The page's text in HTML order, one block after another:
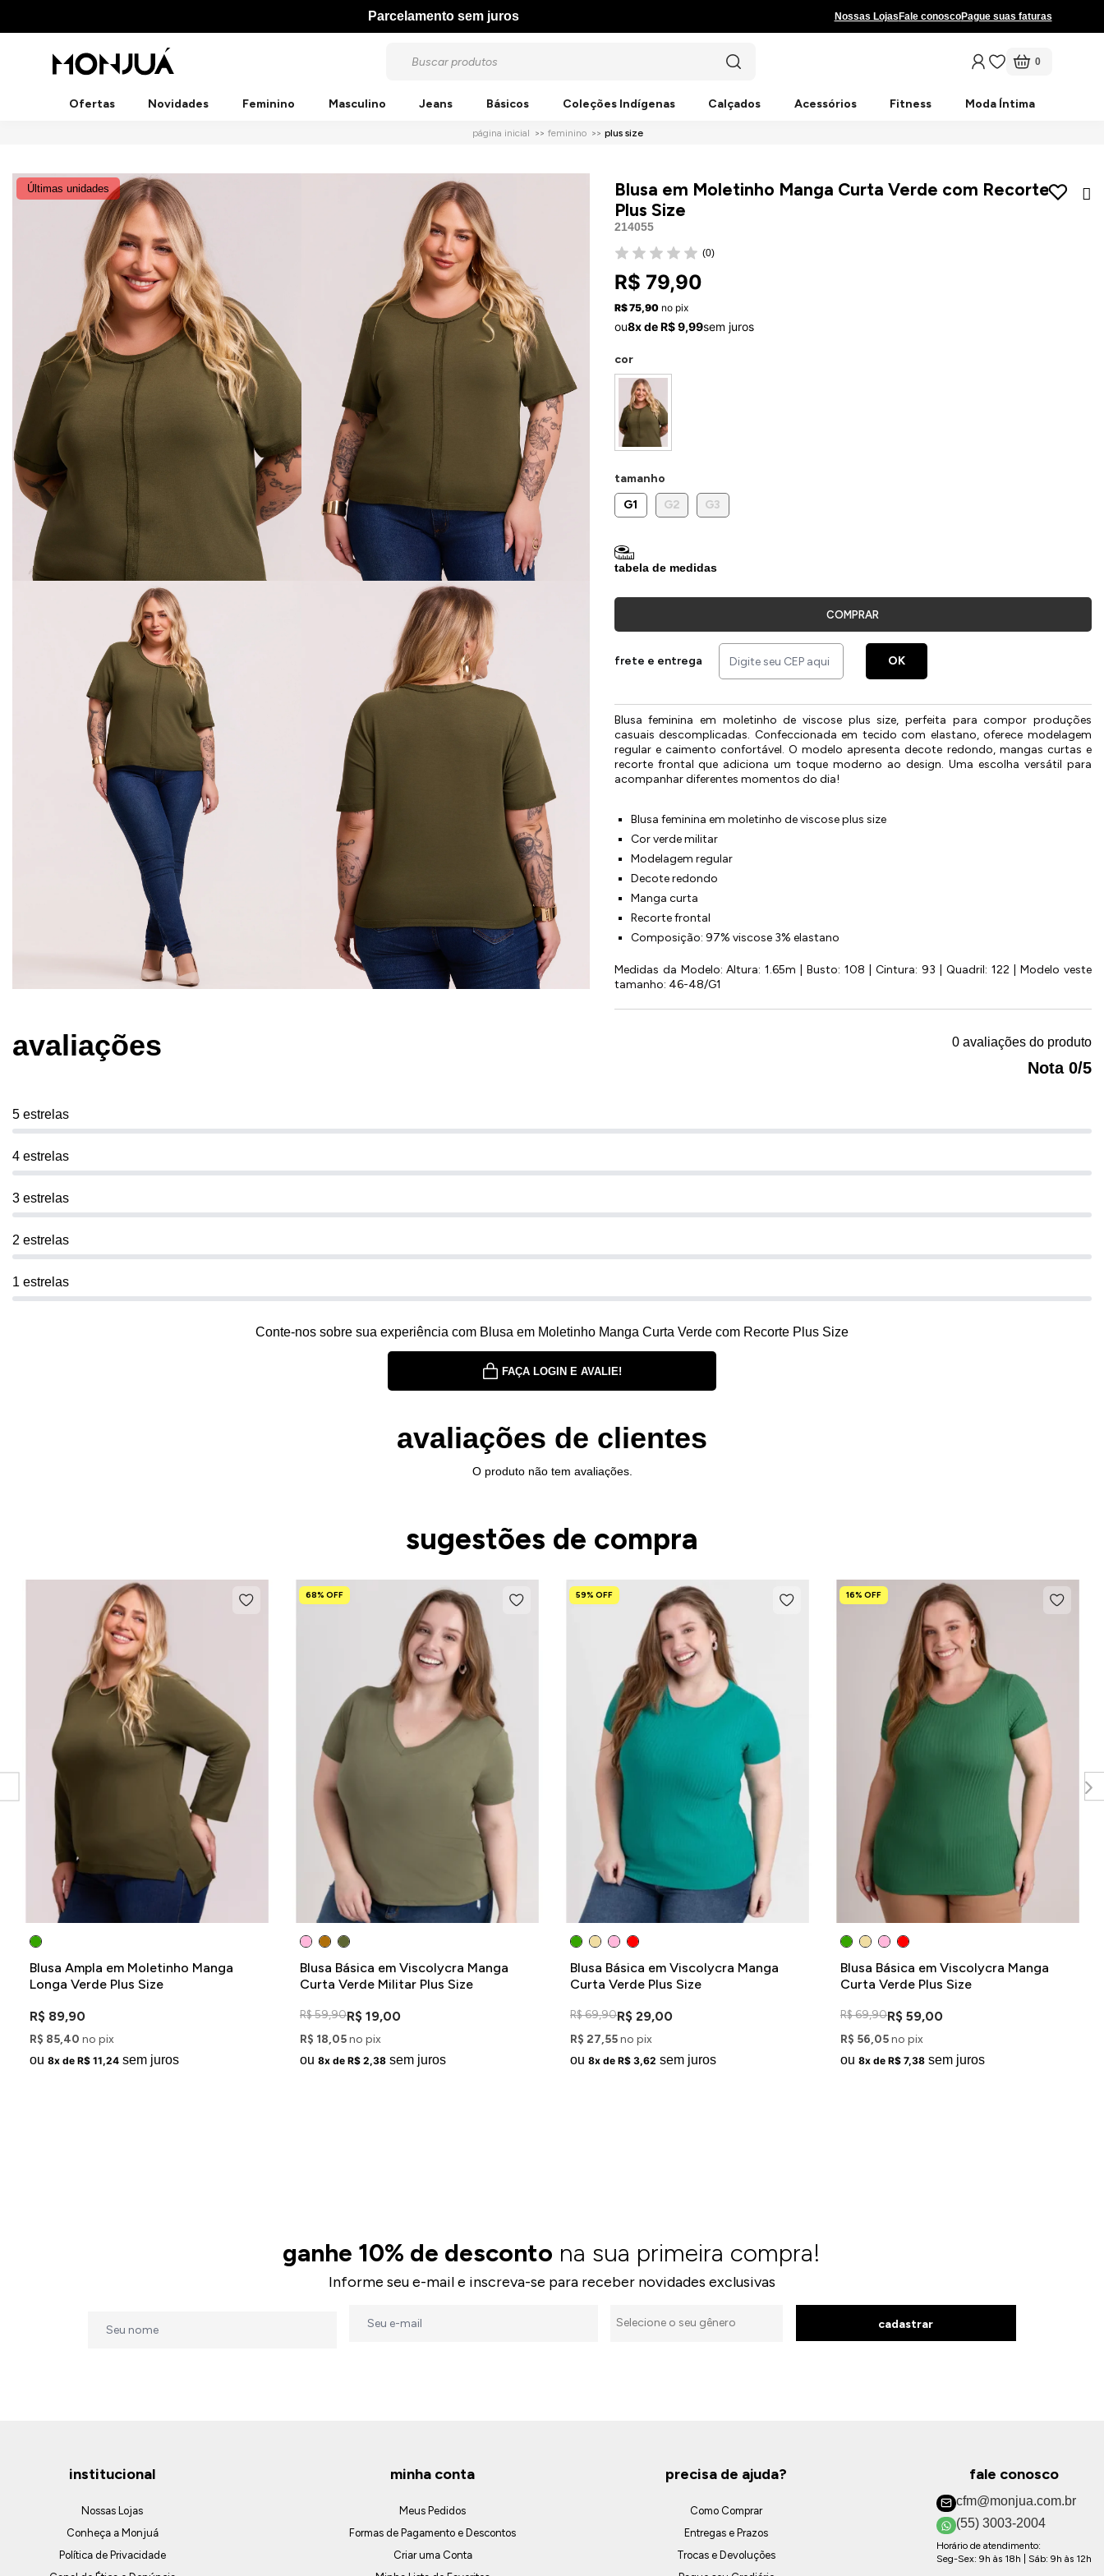
Parcelamento sem juros Nossas Lojas Fale conoscoPague suas faturas
0
Ofertas Novidades Feminino Masculino Jeans Básicos Coleções Indígenas Calçados Acessórios Fitness Moda Íntima
página inicial feminino plus size
Últimas unidades
Blusa em Moletinho Manga Curta Verde com Recorte
Plus Size
214055
(0)
R$ 79,90
R$ 75,90 no pix
ou8x de R$ 9,99sem juros
cor
tamanho
G1
G2 G3
tabela de medidas
COMPRAR
frete e entrega OK
Blusa feminina em moletinho de viscose plus size, perfeita para compor produções
casuais descomplicadas. Confeccionada em tecido com elastano, oferece modelagem
regular e caimento confortável. O modelo apresenta decote redondo, mangas curtas e
recorte frontal que adiciona um toque moderno ao design. Uma escolha versátil para
acompanhar diferentes momentos do dia!
Blusa feminina em moletinho de viscose plus size
Cor verde militar
Modelagem regular
Decote redondo
Manga curta
Recorte frontal
Composição: 97% viscose 3% elastano
Medidas da Modelo: Altura: 1.65m | Busto: 108 | Cintura: 93 | Quadril: 122 | Modelo veste
tamanho: 46-48/G1
avaliações 0 avaliações do produto
Nota 0/5
5 estrelas
4 estrelas
3 estrelas
2 estrelas
1 estrelas
Conte-nos sobre sua experiência com Blusa em Moletinho Manga Curta Verde com Recorte Plus Size
FAÇA LOGIN E AVALIE!
avaliações de clientes
O produto não tem avaliações.
sugestões de compra
Blusa Ampla em Moletinho Manga
Longa Verde Plus Size
R$ 89,90
R$ 85,40 no pix
ou8x de R$ 11,24 sem juros
68% OFF
Blusa Básica em Viscolycra Manga
Curta Verde Militar Plus Size
R$ 59,90R$ 19,00
R$ 18,05no pix
ou8x de R$ 2,38 sem juros
59% OFF
Blusa Básica em Viscolycra Manga
Curta Verde Plus Size
R$ 69,90R$ 29,00
R$ 27,55no pix
ou8x de R$ 3,62 sem juros
16% OFF
Blusa Básica em Viscolycra Manga
Curta Verde Plus Size
R$ 69,90R$ 59,00
R$ 56,05no pix
ou8x de R$ 7,38 sem juros
ganhe 10% de desconto na sua primeira compra!
Informe seu e-mail e inscreva-se para receber novidades exclusivas
cadastrar
institucional
Nossas Lojas
Conheça a Monjuá
Política de Privacidade
minha conta
Meus Pedidos
Formas de Pagamento e Descontos
Criar uma Conta
precisa de ajuda?
Como Comprar
Entregas e Prazos
Trocas e Devoluções
fale conosco
cfm@monjua.com.br
(55) 3003-2004
Horário de atendimento:
Seg-Sex: 9h às 18h | Sáb: 9h às 12h